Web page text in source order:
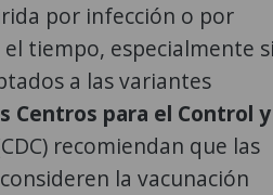
por infección o por
tiempo, especialmente
a las variantes
Centros para el Control y
recomiendan que las
la vacunación